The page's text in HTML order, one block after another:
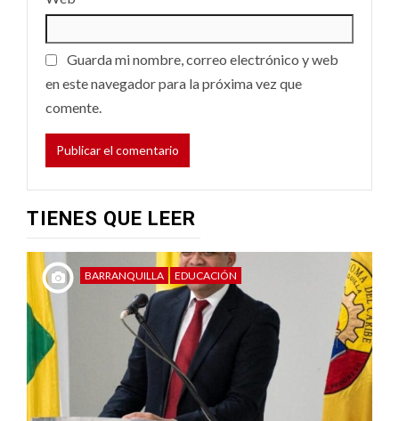
Guarda mi nombre, correo electrónico y web
en este navegador para la próxima vez que
comente.
TIENES QUE LEER
BARRANQUILLA EDUCACIÓN